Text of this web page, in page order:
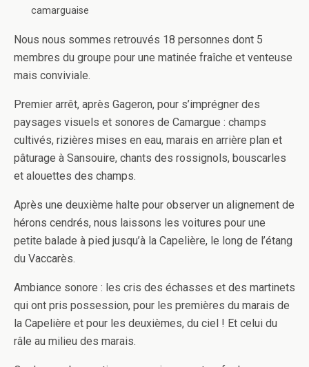
camarguaise
Nous nous sommes retrouvés 18 personnes dont 5
membres du groupe pour une matinée fraîche et venteuse
mais conviviale.
Premier arrêt, après Gageron, pour s’imprégner des
paysages visuels et sonores de Camargue : champs
cultivés, rizières mises en eau, marais en arrière plan et
pâturage à Sansouire, chants des rossignols, bouscarles
et alouettes des champs.
Après une deuxième halte pour observer un alignement de
hérons cendrés, nous laissons les voitures pour une
petite balade à pied jusqu’à la Capelière, le long de l’étang
du Vaccarès.
Ambiance sonore : les cris des échasses et des martinets
qui ont pris possession, pour les premières du marais de
la Capelière et pour les deuxièmes, du ciel ! Et celui du
râle au milieu des marais.